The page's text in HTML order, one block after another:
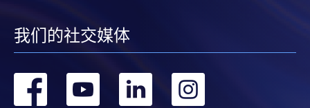
我们的社交媒体
转
转
转